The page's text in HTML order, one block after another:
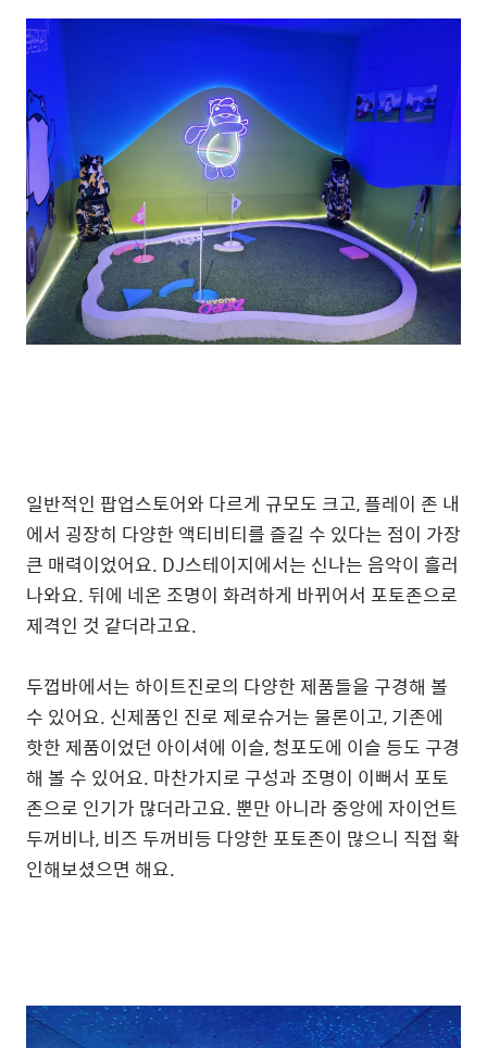
일반적인 팝업스토어와 다르게 규모도 크고, 플레이 존 내
에서 굉장히 다양한 액티비티를 즐길 수 있다는 점이 가장
큰 매력이었어요. DJ스테이지에서는 신나는 음악이 흘러
나와요. 뒤에 네온 조명이 화려하게 바뀌어서 포토존으로
제격인 것 같더라고요.
두껍바에서는 하이트진로의 다양한 제품들을 구경해 볼
수 있어요. 신제품인 진로 제로슈거는 물론이고, 기존에
핫한 제품이었던 아이셔에 이슬, 청포도에 이슬 등도 구경
해 볼 수 있어요. 마찬가지로 구성과 조명이 이뻐서 포토
존으로 인기가 많더라고요. 뿐만 아니라 중앙에 자이언트
두꺼비나, 비즈 두꺼비등 다양한 포토존이 많으니 직접 확
인해보셨으면 해요.